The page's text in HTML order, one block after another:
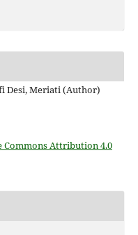
Desi, Meriati (Author)
Commons Attribution 4.0